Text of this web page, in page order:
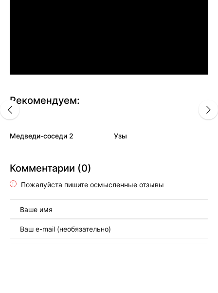
Рекомендуем:
Медведи-соседи 2 Узы
Комментарии (0)
Пожалуйста пишите осмысленные отзывы